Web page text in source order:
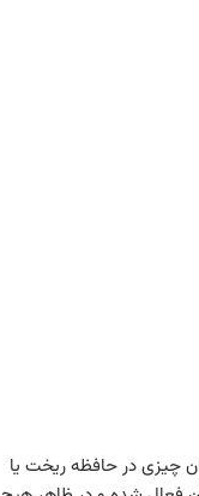
چیزی در حافظه ریخت یا